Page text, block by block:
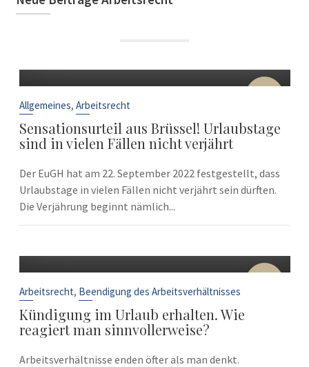
22
Allgemeines, Arbeitsrecht
Sensationsurteil aus Brüssel! Urlaubstage
sind in vielen Fällen nicht verjährt
Der EuGH hat am 22. September 2022 festgestellt, dass
Urlaubstage in vielen Fällen nicht verjährt sein dürften.
Die Verjährung beginnt nämlich...
10
Arbeitsrecht, Beendigung des Arbeitsverhältnisses
Kündigung im Urlaub erhalten. Wie
reagiert man sinnvollerweise?
Arbeitsverhältnisse enden öfter als man denkt.